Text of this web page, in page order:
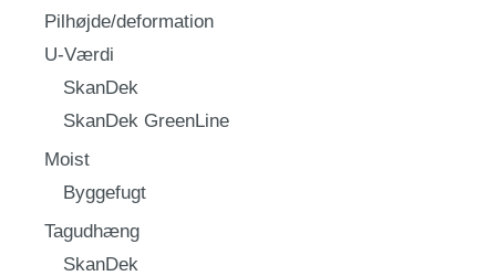
Pilhøjde/deformation
U-Værdi
SkanDek
SkanDek GreenLine
Moist
Byggefugt
Tagudhæng
SkanDek